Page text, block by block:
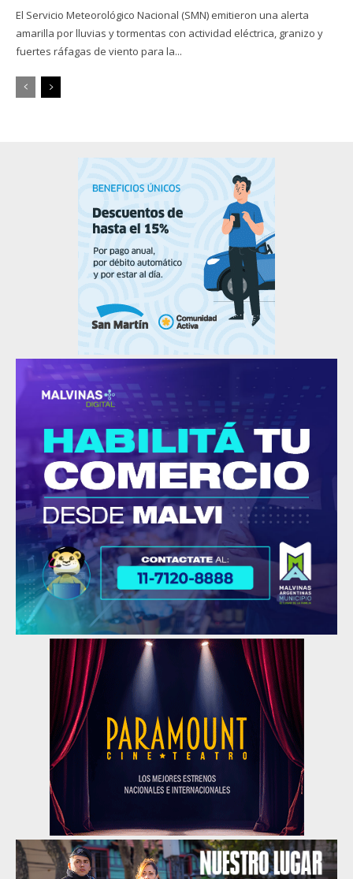
El Servicio Meteorológico Nacional (SMN) emitieron una alerta
amarilla por lluvias y tormentas con actividad eléctrica, granizo y
fuertes ráfagas de viento para la...